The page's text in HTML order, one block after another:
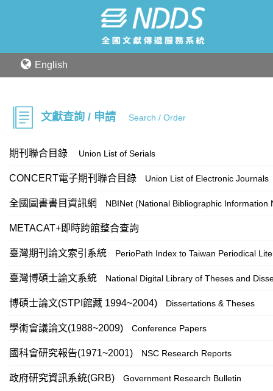
English
文獻查詢 / 申請 Search / Order
期刊聯合目錄 Union List of Serials
CONCERT電子期刊聯合目錄 Union List of Electronic Journals
全國圖書書目資訊網 NBINet (National Bibliographic Information
METACAT+即時跨館整合查詢
臺灣期刊論文索引系統 PerioPath Index to Taiwan Periodical
臺灣博碩士論文系統 National Digital Library of Theses and
博碩士論文(STPI館藏 1994~2004) Dissertations & Theses
學術會議論文(1988~2009) Conference Papers
國科會研究報告(1971~2001) NSC Research Reports
政府研究資訊系統(GRB) Government Research Bulletin